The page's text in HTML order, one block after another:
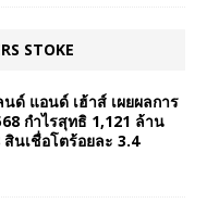
STOKE
ด์ แอนด์ เฮ้าส์ เผยผลการ
กำไรสุทธิ 1,121 ล้าน
นเชื่อโตร้อยละ 3.4